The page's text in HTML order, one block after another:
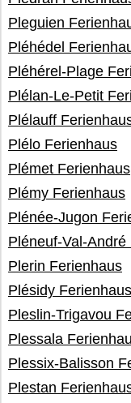
Pleguien
Pléhédel
Pléhérel-Plage
Plélan-Le-Petit
Plélauff
Plélo Ferienhaus
Plémet Ferienhaus
Plémy Ferienhaus
Plénée-Jugon
Pléneuf-Val-
Plerin Ferienhaus
Plésidy Ferienhaus
Pleslin-Trigavou
Plessala
Plessix-Balisson
Plestan